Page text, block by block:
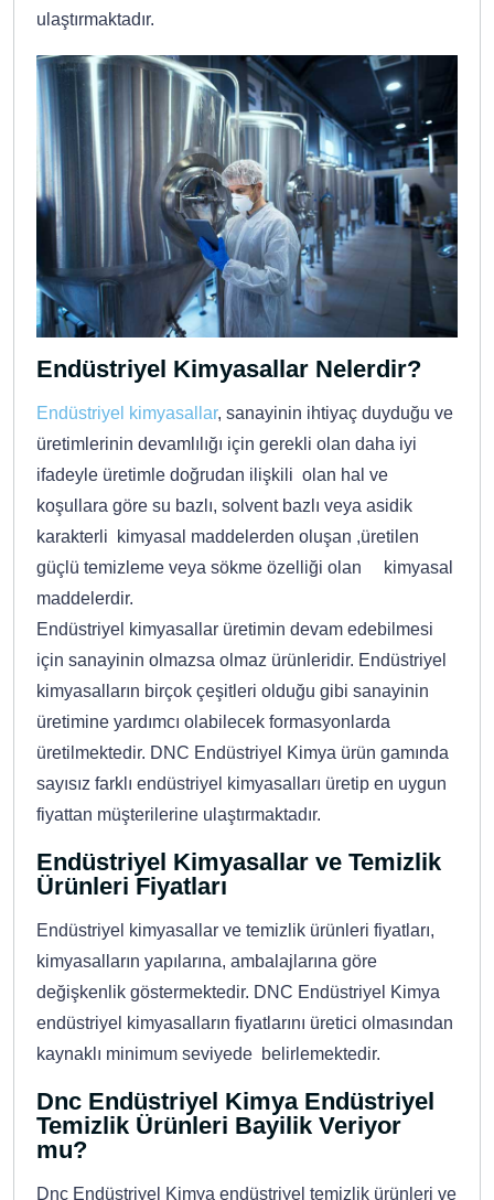
ulaştırmaktadır.
Endüstriyel Kimyasallar Nelerdir?
Endüstriyel kimyasallar, sanayinin ihtiyaç duyduğu ve
üretimlerinin devamlılığı için gerekli olan daha iyi
ifadeyle üretimle doğrudan ilişkili olan hal ve
koşullara göre su bazlı, solvent bazlı veya asidik
karakterli kimyasal maddelerden oluşan ,üretilen
güçlü temizleme veya sökme özelliği olan kimyasal
maddelerdir.
Endüstriyel kimyasallar üretimin devam edebilmesi
için sanayinin olmazsa olmaz ürünleridir. Endüstriyel
kimyasalların birçok çeşitleri olduğu gibi sanayinin
üretimine yardımcı olabilecek formasyonlarda
üretilmektedir. DNC Endüstriyel Kimya ürün gamında
sayısız farklı endüstriyel kimyasalları üretip en uygun
fiyattan müşterilerine ulaştırmaktadır.
Endüstriyel Kimyasallar ve Temizlik
Ürünleri Fiyatları
Endüstriyel kimyasallar ve temizlik ürünleri fiyatları,
kimyasalların yapılarına, ambalajlarına göre
değişkenlik göstermektedir. DNC Endüstriyel Kimya
endüstriyel kimyasalların fiyatlarını üretici olmasından
kaynaklı minimum seviyede belirlemektedir.
Dnc Endüstriyel Kimya Endüstriyel
Temizlik Ürünleri Bayilik Veriyor
mu?
Dnc Endüstriyel Kimya endüstriyel temizlik ürünleri ve